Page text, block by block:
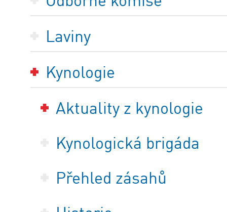
Laviny
Kynologie
Aktuality z kynologie
Kynologická brigáda
Přehled zásahů